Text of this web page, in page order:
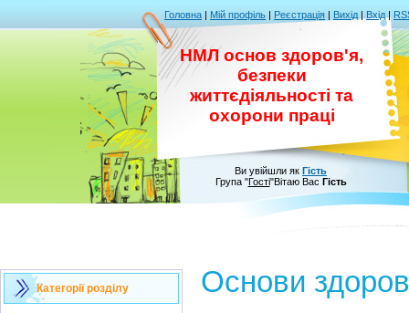
Головна | Мій профіль | Реєстрація | Вихід | Вхід |
НМЛ основ здоров'я,
безпеки
життєдіяльності та
охорони праці
Ви увійшли як Гість
Група"Гості"Вітаю Вас Гість
Категорії розділу Основи